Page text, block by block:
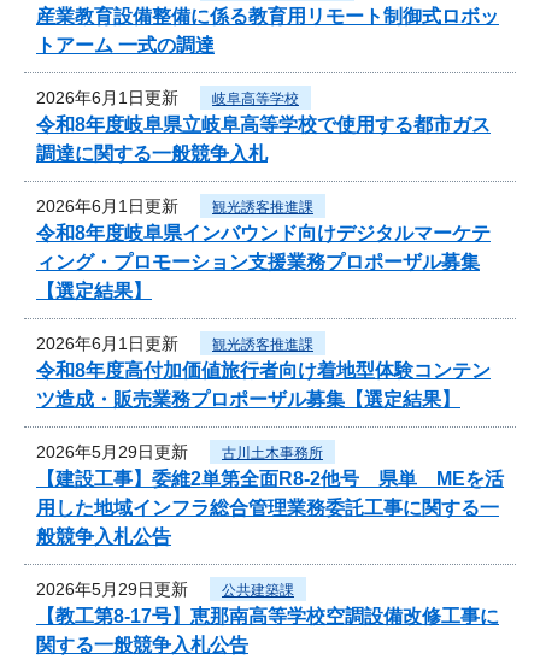
産業教育設備整備に係る教育用リモート制御式ロボッ
トアーム 一式の調達
2026年6月1日更新 岐阜高等学校
令和8年度岐阜県立岐阜高等学校で使用する都市ガス
調達に関する一般競争入札
2026年6月1日更新 観光誘客推進課
令和8年度岐阜県インバウンド向けデジタルマーケテ
ィング・プロモーション支援業務プロポーザル募集
【選定結果】
2026年6月1日更新 観光誘客推進課
令和8年度高付加価値旅行者向け着地型体験コンテン
ツ造成・販売業務プロポーザル募集【選定結果】
2026年5月29日更新 古川土木事務所
【建設工事】委維2単第全面R8-2他号 県単 MEを活
用した地域インフラ総合管理業務委託工事に関する一
般競争入札公告
2026年5月29日更新 公共建築課
【教工第8-17号】恵那南高等学校空調設備改修工事に
関する一般競争入札公告